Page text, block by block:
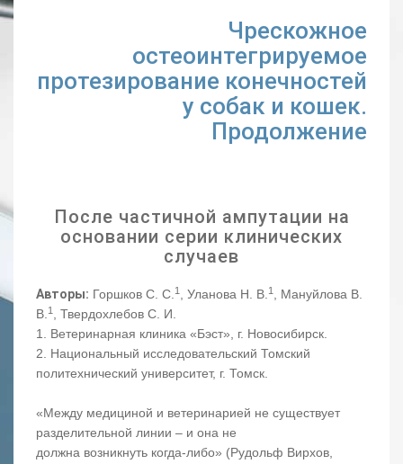
Чрескожное
остеоинтегрируемое
протезирование конечностей
у собак и кошек.
Продолжение
После частичной ампутации на
основании серии клинических
случаев
Авторы: Горшков С. С.1 , Уланова Н. В.1 , Мануйлова В.
В.1 , Твердохлебов С. И.
1. Ветеринарная клиника «Бэст», г. Новосибирск.
2. Национальный исследовательский Томский
политехнический университет, г. Томск.
«Между медициной и ветеринарией не существует
разделительной линии – и она не
должна возникнуть когда-либо» (Рудольф Вирхов,